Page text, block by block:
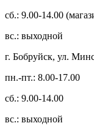
сб.: 9.00-14.00
вс.: выходной
г. Бобруйск, ул.
пн.-пт.: 8.00-17.00
сб.: 9.00-14.00
вс.: выходной